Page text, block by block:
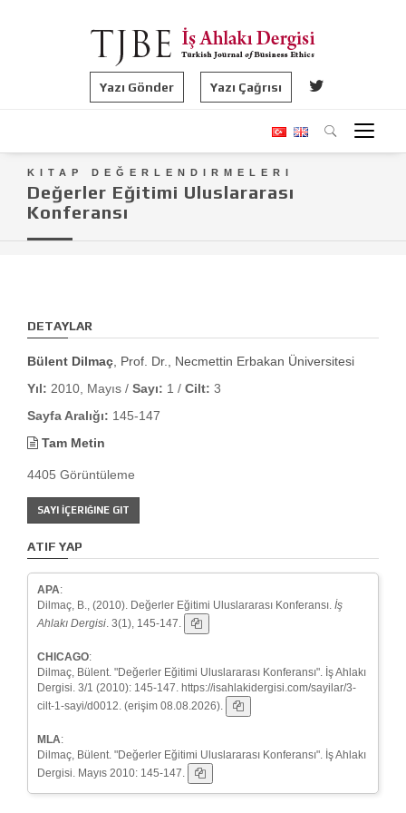
Yazı Gönder Yazı Çağrısı
KITAP DEĞERLENDIRMELERI
Değerler Eğitimi Uluslararası
Konferansı
DETAYLAR
Bülent Dilmaç , Prof. Dr., Necmettin Erbakan Üniversitesi
Yıl: 2010, Mayıs / Sayı: 1 / Cilt: 3
Sayfa Aralığı: 145-147
Tam Metin
4405 Görüntüleme
SAYI İÇERIĞINE GIT
ATIF YAP
APA:
Dilmaç, B., (2010). Değerler Eğitimi Uluslararası Konferansı. İş
Ahlakı Dergisi . 3(1), 145-147.
CHICAGO:
Dilmaç, Bülent. "Değerler Eğitimi Uluslararası Konferansı". İş Ahlakı
Dergisi. 3/1 (2010): 145-147. https://isahlakidergisi.com/sayilar/3-
cilt-1-sayi/d0012. (erişim 08.08.2026).
MLA:
Dilmaç, Bülent. "Değerler Eğitimi Uluslararası Konferansı". İş Ahlakı
Dergisi. Mayıs 2010: 145-147.